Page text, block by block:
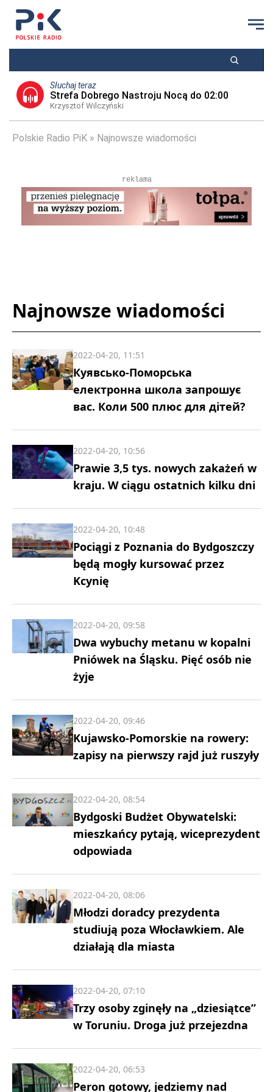
Słuchaj teraz
Strefa Dobrego Nastroju Nocą do 02:00
Krzysztof Wilczyński
Polskie Radio PiK Najnowsze wiadomości
reklama
Najnowsze wiadomości
Куявсько-Поморська
електронна школа запрошує
вас. Коли 500 плюс для дітей?
2022-04-20, 11:51
Prawie 3,5 tys. nowych zakażeń w
kraju. W ciągu ostatnich kilku dni
2022-04-20, 10:56
Pociągi z Poznania do Bydgoszczy
będą mogły kursować przez
Kcynię
2022-04-20, 10:48
Dwa wybuchy metanu w kopalni
Pniówek na Śląsku. Pięć osób nie
żyje
2022-04-20, 09:58
Kujawsko-Pomorskie na rowery:
zapisy na pierwszy rajd już ruszyły
2022-04-20, 09:46
Bydgoski Budżet Obywatelski:
mieszkańcy pytają, wiceprezydent
odpowiada
2022-04-20, 08:54
Młodzi doradcy prezydenta
studiują poza Włocławkiem. Ale
działają dla miasta
2022-04-20, 08:06
Trzy osoby zginęły na „dziesiątce”
w Toruniu. Droga już przejezdna
2022-04-20, 07:10
Peron gotowy, jedziemy nad
2022-04-20, 06:53